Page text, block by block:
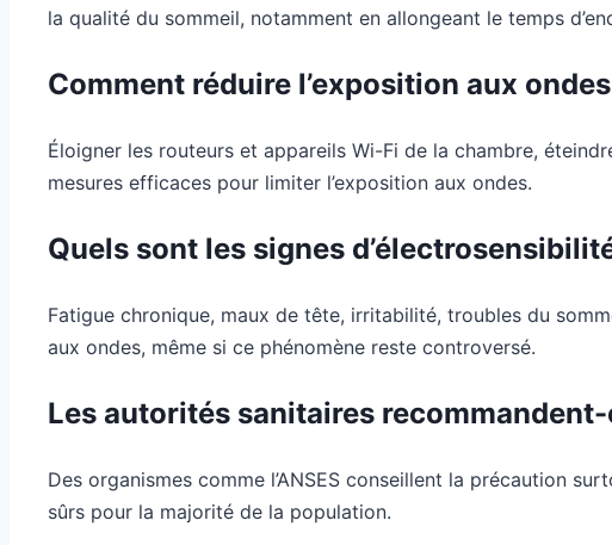
la qualité du sommeil, notamment en allongeant le temps
Comment réduire l’exposition aux
Éloigner les routeurs et appareils Wi-Fi de la chambre,
mesures efficaces pour limiter l’exposition aux ondes.
Quels sont les signes
Fatigue chronique, maux de tête, irritabilité, troubles du
aux ondes, même si ce phénomène reste controversé.
Les autorités sanitaires
Des organismes comme l’ANSES conseillent la précaution
sûrs pour la majorité de la population.